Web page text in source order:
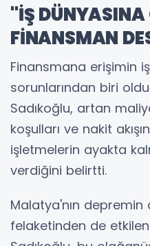
"İŞ DÜNYASINA
FİNANSMAN
Finansmana erişimin
sorunlarından biri
Sadıkoğlu, artan
koşulları ve nakit
işletmelerin ayakta
verdiğini belirtti.
Malatya'nın depremin
felaketinden de